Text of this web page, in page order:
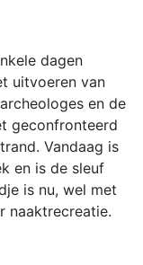
dagen
uitvoeren van
en de
geconfronteerd
Vandaag is
en is de sleuf
is nu, wel met
naaktrecreatie.